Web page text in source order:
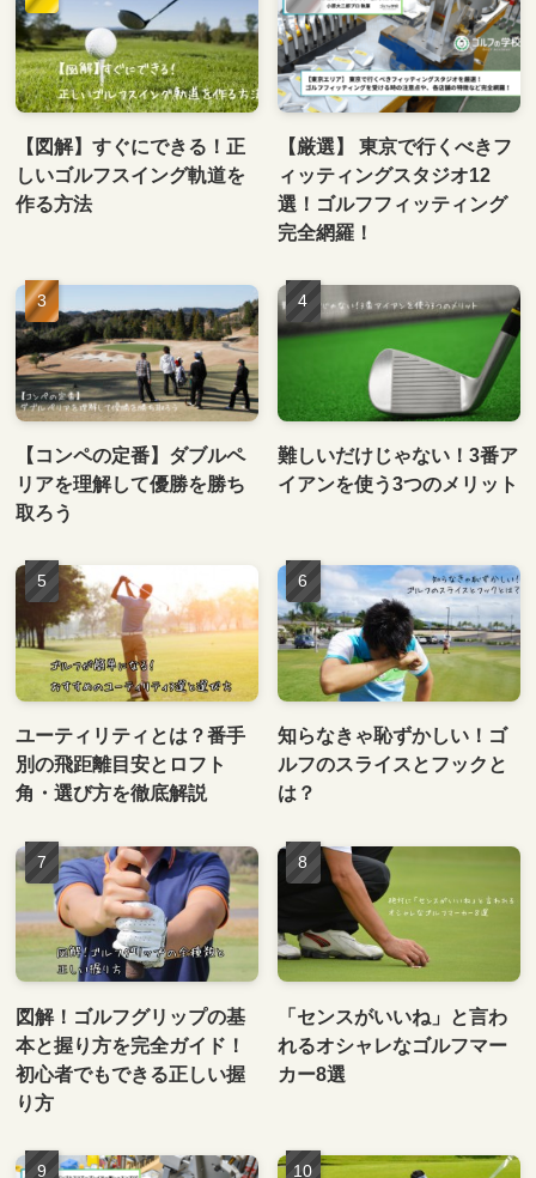
【図解】すぐにできる！正
しいゴルフスイング軌道を
作る方法
【厳選】 東京で行くべきフ
ィッティングスタジオ12
選！ゴルフフィッティング
完全網羅！
【コンペの定番】ダブルペ
リアを理解して優勝を勝ち
取ろう
難しいだけじゃない！3番ア
イアンを使う3つのメリット
ユーティリティとは？番手
別の飛距離目安とロフト
角・選び方を徹底解説
知らなきゃ恥ずかしい！ゴ
ルフのスライスとフックと
は？
図解！ゴルフグリップの基
本と握り方を完全ガイド！
初心者でもできる正しい握
り方
「センスがいいね」と言わ
れるオシャレなゴルフマー
カー8選